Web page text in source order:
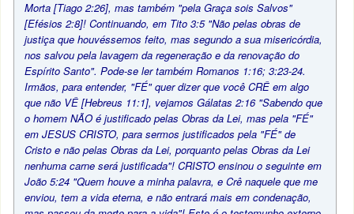
Morta [Tiago 2:26], mas também "pela Graça sois Salvos"
[Efésios 2:8]! Continuando, em Tito 3:5 "Não pelas obras de
justiça que houvéssemos feito, mas segundo a sua misericórdia,
nos salvou pela lavagem da regeneração e da renovação do
Espírito Santo". Pode-se ler também Romanos 1:16; 3:23-24.
Irmãos, para entender, "FÉ" quer dizer que você CRÊ em algo
que não VÊ [Hebreus 11:1], vejamos Gálatas 2:16 "Sabendo que
o homem NÃO é justificado pelas Obras da Lei, mas pela "FÉ"
em JESUS CRISTO, para sermos justificados pela "FÉ" de
Cristo e não pelas Obras da Lei, porquanto pelas Obras da Lei
nenhuma carne será justificada"! CRISTO ensinou o seguinte em
João 5:24 "Quem houve a minha palavra, e Crê naquele que me
enviou, tem a vida eterna, e não entrará mais em condenação,